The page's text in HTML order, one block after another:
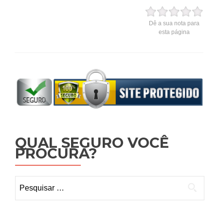
Dê a sua nota para
esta página
QUAL SEGURO VOCÊ
PROCURA?
por: